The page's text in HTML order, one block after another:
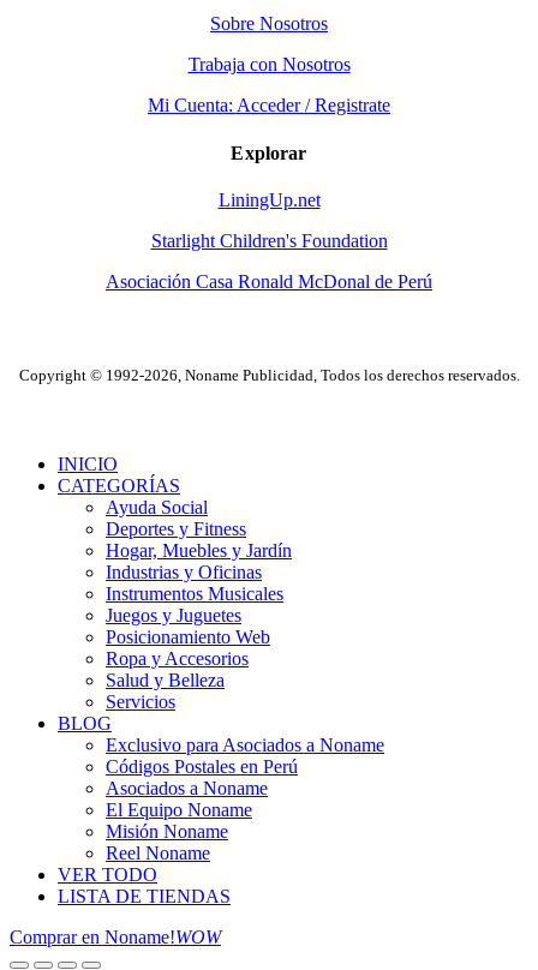
Sobre Nosotros
Trabaja con Nosotros
Mi Cuenta: Acceder / Registrate
Explorar
LiningUp.net
Starlight Children's Foundation
Asociación Casa Ronald McDonal de Perú
Copyright © 1992-2026, Noname Publicidad, Todos los derechos reservados.
INICIO
CATEGORÍAS
Ayuda Social
Deportes y Fitness
Hogar, Muebles y Jardín
Industrias y Oficinas
Instrumentos Musicales
Juegos y Juguetes
Posicionamiento Web
Ropa y Accesorios
Salud y Belleza
Servicios
BLOG
Exclusivo para Asociados a Noname
Códigos Postales en Perú
Asociados a Noname
El Equipo Noname
Misión Noname
Reel Noname
VER TODO
LISTA DE TIENDAS
Comprar en Noname!WOW